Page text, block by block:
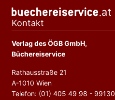
Kontakt
Verlag des ÖGB GmbH,
Büchereiservice
Rathausstraße 21
A-1010 Wien
Telefon: (01) 405 49 98 - 99130